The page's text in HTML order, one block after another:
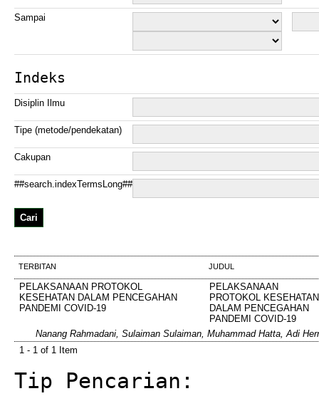
Sampai
Indeks
Disiplin Ilmu
Tipe (metode/pendekatan)
Cakupan
##search.indexTermsLong##
TERBITAN JUDUL
PELAKSANAAN PROTOKOL
KESEHATAN DALAM PENCEGAHAN
PANDEMI COVID-19
PELAKSANAAN
PROTOKOL KESEHATAN
DALAM PENCEGAHAN
PANDEMI COVID-19
Nanang Rahmadani, Sulaiman Sulaiman, Muhammad Hatta, Adi
1 - 1 of 1 Item
Tip Pencarian: